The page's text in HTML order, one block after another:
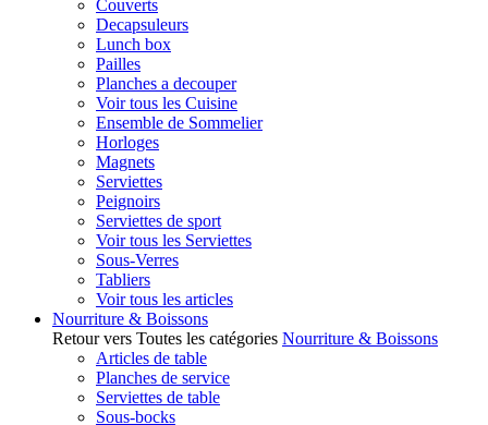
Couverts
Decapsuleurs
Lunch box
Pailles
Planches a decouper
Voir tous les Cuisine
Ensemble de Sommelier
Horloges
Magnets
Serviettes
Peignoirs
Serviettes de sport
Voir tous les Serviettes
Sous-Verres
Tabliers
Voir tous les articles
Nourriture & Boissons
Retour vers Toutes les catégories Nourriture & Boissons
Articles de table
Planches de service
Serviettes de table
Sous-bocks